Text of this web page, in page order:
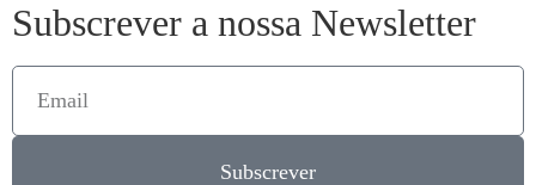
Subscrever a nossa Newsletter
Subscrever